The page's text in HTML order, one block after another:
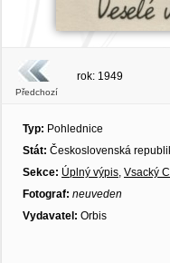
Předchozí
rok: 1949
Typ: Pohlednice
Stát: Československá
Sekce: Úplný výpis, Vsacký
Fotograf: neuveden
Vydavatel: Orbis